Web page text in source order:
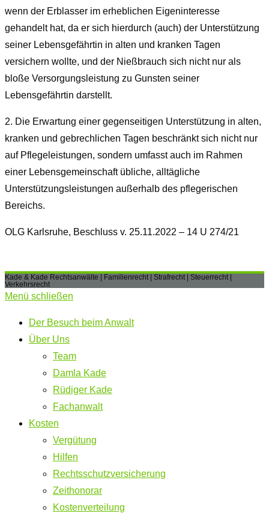
wenn der Erblasser im erheblichen Eigeninteresse
gehandelt hat, da er sich hierdurch (auch) der Unterstützung
seiner Lebensgefährtin in alten und kranken Tagen
versichern wollte, und der Nießbrauch sich nicht nur als
bloße Versorgungsleistung zu Gunsten seiner
Lebensgefährtin darstellt.
2. Die Erwartung einer gegenseitigen Unterstützung in alten,
kranken und gebrechlichen Tagen beschränkt sich nicht nur
auf Pflegeleistungen, sondern umfasst auch im Rahmen
einer Lebensgemeinschaft übliche, alltägliche
Unterstützungsleistungen außerhalb des pflegerischen
Bereichs.
OLG Karlsruhe, Beschluss v. 25.11.2022 – 14 U 274/21
Kade & Kade Rechtsanwälte | Familienrecht | Strafrecht | Steuerrecht |
Verkehrsrecht
Menü schließen
Der Besuch beim Anwalt
Über Uns
Team
Damla Kade
Rüdiger Kade
Fachanwalt
Kosten
Vergütung
Hilfen
Rechtsschutzversicherung
Zeithonorar
Kostenverteilung